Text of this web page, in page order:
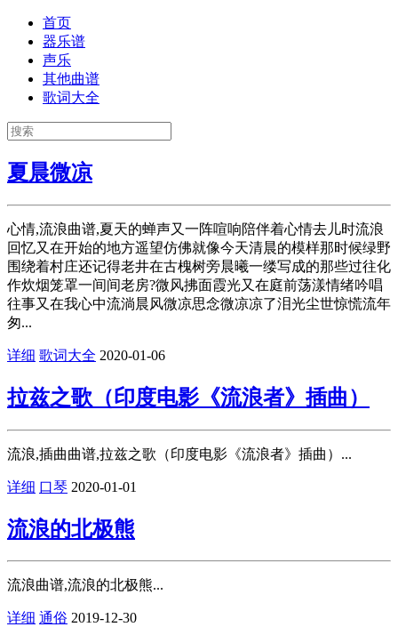
首页
器乐谱
声乐
其他曲谱
歌词大全
夏晨微凉
心情,流浪曲谱,夏天的蝉声又一阵喧响陪伴着心情去儿时流浪
回忆又在开始的地方遥望仿佛就像今天清晨的模样那时候绿野
围绕着村庄还记得老井在古槐树旁晨曦一缕写成的那些过往化
作炊烟笼罩一间间老房?微风拂面霞光又在庭前荡漾情绪吟唱
往事又在我心中流淌晨风微凉思念微凉凉了泪光尘世惊慌流年
匆...
详细 歌词大全 2020-01-06
拉兹之歌（印度电影《流浪者》插曲）
流浪,插曲曲谱,拉兹之歌（印度电影《流浪者》插曲）...
详细 口琴 2020-01-01
流浪的北极熊
流浪曲谱,流浪的北极熊...
详细 通俗 2019-12-30